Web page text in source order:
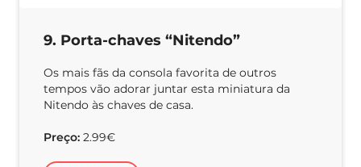
9. Porta-chaves “Nitendo”
Os mais fãs da consola favorita de outros
tempos vão adorar juntar esta miniatura da
Nitendo às chaves de casa.
Preço: 2.99€